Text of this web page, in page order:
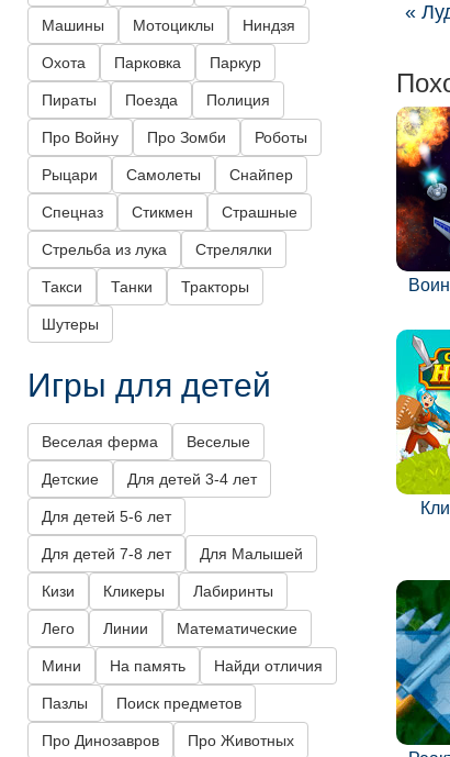
«
Машины Мотоциклы Ниндзя
Охота Парковка Паркур
Пираты Поезда Полиция
Про Войну Про Зомби Роботы
Рыцари Самолеты Снайпер
Спецназ Стикмен Страшные
Стрельба из лука Стрелялки
Такси Танки Тракторы
Шутеры
Игры для детей
Веселая ферма Веселые
Детские Для детей 3-4 лет
Для детей 5-6 лет
Для детей 7-8 лет Для Малышей
Кизи Кликеры Лабиринты
Лего Линии Математические
Мини На память Найди отличия
Пазлы Поиск предметов
Про Динозавров Про Животных